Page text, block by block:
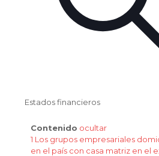
Estados financieros
Contenido ocultar
1 Los grupos empresariales
en el país con casa matriz en el